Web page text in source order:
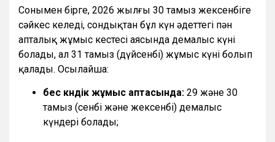
Сонымен бірге, 2026 жылғы 30 тамыз жексенбіге
сәйкес келеді, сондықтан бұл күн әдеттегі пән
апталық жұмыс кестесі аясында демалыс күні
болады, ал 31 тамыз (дүйсенбі) жұмыс күні болып
қалады. Осылайша:
бес күндік жұмыс аптасында: 29 және 30
тамыз (сенбі және жексенбі) демалыс
күндері болады;